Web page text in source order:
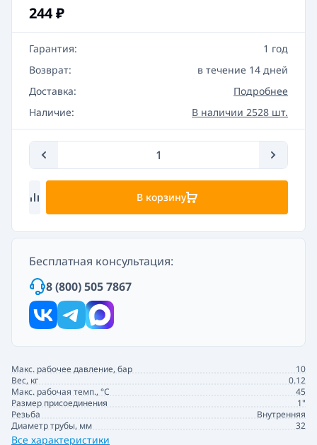
Макс. рабочее давление, бар
10
Вес, кг
0.12
Макс. рабочая темп., °С
45
Размер присоединения
1"
Резьба
Внутренняя
Диаметр трубы, мм
32
Все характеристики
244₽
Гарантия:
1 год
Возврат:
в течение 14 дней
Доставка:
Подробнее
Наличие:
В наличии 2528 шт.
В корзину
Бесплатная консультация:
8 (800) 505 7867